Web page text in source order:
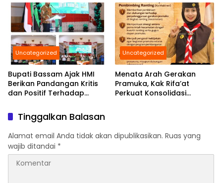
Ramadhan
Nasional
Uncategorized
Bupati Bassam Ajak HMI
Berikan Pandangan Kritis
dan Positif Terhadap
Daerah Yang Di Hadapi
Bersama
Uncategorized
Menata Arah Gerakan
Pramuka, Kak Rifa’at
Perkuat Konsolidasi
Tinggalkan Balasan
Alamat email Anda tidak akan dipublikasikan. Ruas yang
wajib ditandai *